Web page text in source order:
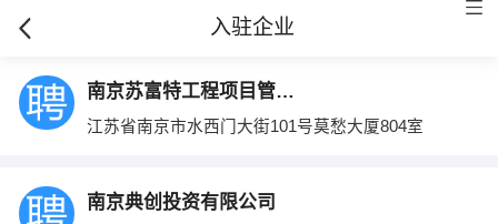
入驻企业
南京苏富特工程项目管理有限公司
江苏省南京市水西门大街101号莫愁大厦804室
南京典创投资有限公司